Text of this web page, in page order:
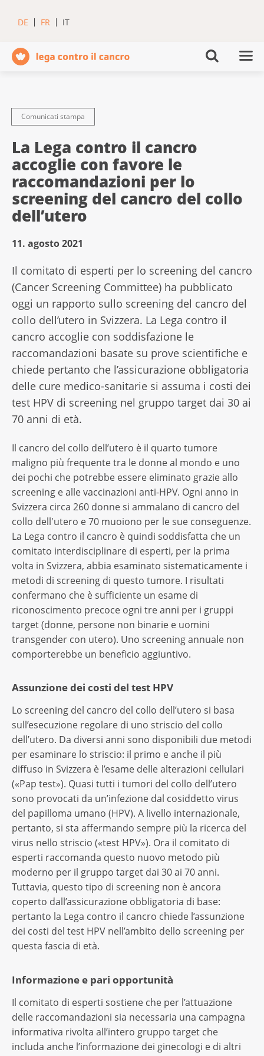
DE FR IT
Comunicati stampa
La Lega contro il cancro
accoglie con favore le
raccomandazioni per lo
screening del cancro del collo
dell’utero
11. agosto 2021
Il comitato di esperti per lo screening del cancro
(Cancer Screening Committee) ha pubblicato
oggi un rapporto sullo screening del cancro del
collo dell’utero in Svizzera. La Lega contro il
cancro accoglie con soddisfazione le
raccomandazioni basate su prove scientifiche e
chiede pertanto che l’assicurazione obbligatoria
delle cure medico-sanitarie si assuma i costi dei
test HPV di screening nel gruppo target dai 30 ai
70 anni di età.
Il cancro del collo dell’utero è il quarto tumore
maligno più frequente tra le donne al mondo e uno
dei pochi che potrebbe essere eliminato grazie allo
screening e alle vaccinazioni anti-HPV. Ogni anno in
Svizzera circa 260 donne si ammalano di cancro del
collo dell'utero e 70 muoiono per le sue conseguenze.
La Lega contro il cancro è quindi soddisfatta che un
comitato interdisciplinare di esperti, per la prima
volta in Svizzera, abbia esaminato sistematicamente i
metodi di screening di questo tumore. I risultati
confermano che è sufficiente un esame di
riconoscimento precoce ogni tre anni per i gruppi
target (donne, persone non binarie e uomini
transgender con utero). Uno screening annuale non
comporterebbe un beneficio aggiuntivo.
Assunzione dei costi del test HPV
Lo screening del cancro del collo dell’utero si basa
sull’esecuzione regolare di uno striscio del collo
dell’utero. Da diversi anni sono disponibili due metodi
per esaminare lo striscio: il primo e anche il più
diffuso in Svizzera è l’esame delle alterazioni cellulari
(«Pap test»). Quasi tutti i tumori del collo dell’utero
sono provocati da un’infezione dal cosiddetto virus
del papilloma umano (HPV). A livello internazionale,
pertanto, si sta affermando sempre più la ricerca del
virus nello striscio («test HPV»). Ora il comitato di
esperti raccomanda questo nuovo metodo più
moderno per il gruppo target dai 30 ai 70 anni.
Tuttavia, questo tipo di screening non è ancora
coperto dall’assicurazione obbligatoria di base:
pertanto la Lega contro il cancro chiede l’assunzione
dei costi del test HPV nell’ambito dello screening per
questa fascia di età.
Informazione e pari opportunità
Il comitato di esperti sostiene che per l’attuazione
delle raccomandazioni sia necessaria una campagna
informativa rivolta all’intero gruppo target che
includa anche l’informazione dei ginecologi e di altri